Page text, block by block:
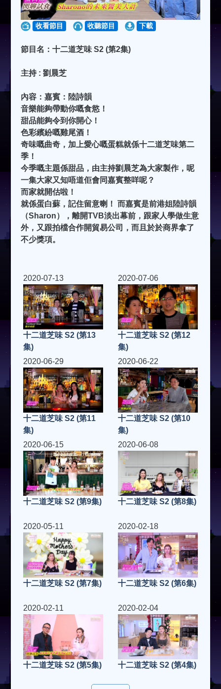
收看節目 收聽節目 下載
節目名：十二道芝味 S2 (第2集)
主持 : 劉晨芝
內容：嘉賓：陸詩韻
音樂能夠帶動你嘅食慾！
甜品能夠令到你開心！
色彩繽紛嘅雞尾酒！
奇味嘅曲奇，加上愛心嘅蛋糕就係十二道芝味第二
季！
今季嘅主題係甜品，由主持劉晨芝為大家製作，呢
一集大家又知唔道佢會同嘉賓整咩呢？
而家就開估啦！
就係蛋白蘇，記住留意喇！ 而嘉賓是前港姐陸詩韻
（Sharon），離開TVB淡出幕前，跟家人學做生意
外，又跟拍檔合作開貿易公司，而且於於商界拿了
不少獎項。
2020-07-13
十二道芝味 S2 (第13
集)
2020-07-06
十二道芝味 S2 (第12
集)
2020-06-29
十二道芝味 S2 (第11
集)
2020-06-22
十二道芝味 S2 (第10
集)
2020-06-15
十二道芝味 S2 (第9集)
2020-06-08
十二道芝味 S2 (第8集)
2020-05-11
十二道芝味 S2 (第7集)
2020-02-18
十二道芝味 S2 (第6集)
2020-02-11
十二道芝味 S2 (第5集)
2020-02-04
十二道芝味 S2 (第4集)